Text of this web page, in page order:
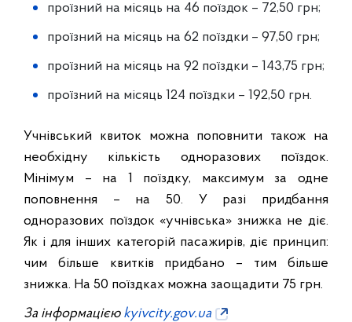
проїзний на місяць на 46 поїздок – 72,50 грн;
проїзний на місяць на 62 поїздки – 97,50 грн;
проїзний на місяць на 92 поїздки – 143,75 грн;
проїзний на місяць 124 поїздки – 192,50 грн.
Учнівський квиток можна поповнити також на
необхідну кількість одноразових поїздок.
Мінімум – на 1 поїздку, максимум за одне
поповнення – на 50. У разі придбання
одноразових поїздок «учнівська» знижка не діє.
Як і для інших категорій пасажирів, діє принцип:
чим більше квитків придбано – тим більше
знижка. На 50 поїздках можна заощадити 75 грн.
За інформацією kyivcity.gov.ua